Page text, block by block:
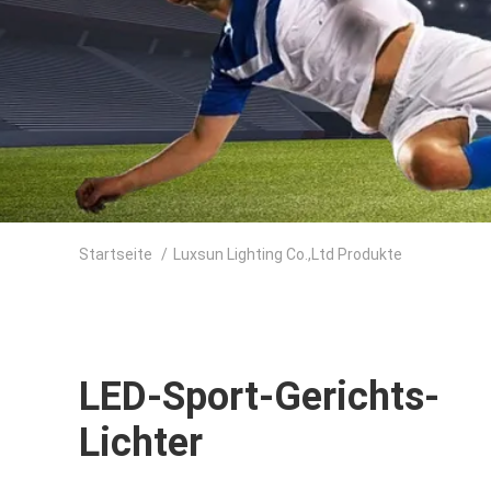
Startseite / Luxsun Lighting Co.,Ltd Produkte
LED-Sport-Gerichts-
Lichter